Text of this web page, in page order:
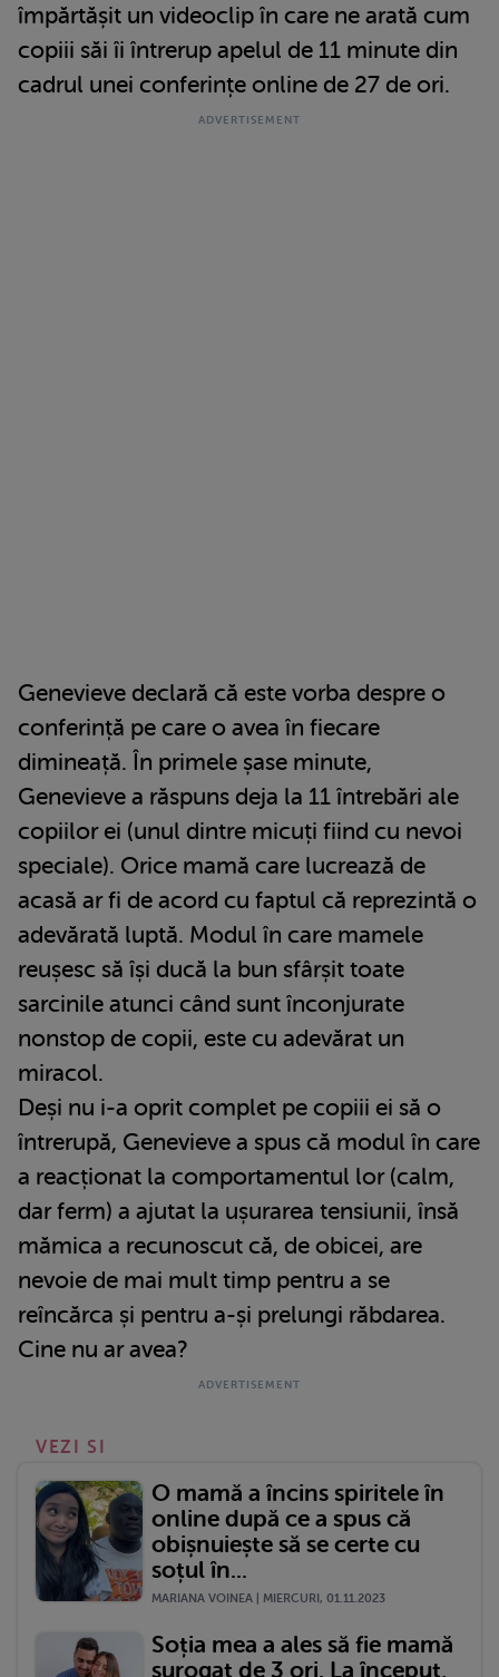
împărtășit un videoclip în care ne arată cum
copiii săi îi întrerup apelul de 11 minute din
cadrul unei conferințe online de 27 de ori.
Genevieve declară că este vorba despre o
conferință pe care o avea în fiecare
dimineață. În primele șase minute,
Genevieve a răspuns deja la 11 întrebări ale
copiilor ei (unul dintre micuți fiind cu nevoi
speciale). Orice mamă care lucrează de
acasă ar fi de acord cu faptul că reprezintă o
adevărată luptă. Modul în care mamele
reușesc să își ducă la bun sfârșit toate
sarcinile atunci când sunt înconjurate
nonstop de copii, este cu adevărat un
miracol.
Deși nu i-a oprit complet pe copiii ei să o
întrerupă, Genevieve a spus că modul în care
a reacționat la comportamentul lor (calm,
dar ferm) a ajutat la ușurarea tensiunii, însă
mămica a recunoscut că, de obicei, are
nevoie de mai mult timp pentru a se
reîncărca și pentru a-și prelungi răbdarea.
Cine nu ar avea?
VEZI SI
O mamă a încins spiritele în
online după ce a spus că
obișnuiește să se certe cu
soțul în...
MARIANA VOINEA | MIERCURI, 01.11.2023
Soția mea a ales să fie mamă
surogat de 3 ori. La început,